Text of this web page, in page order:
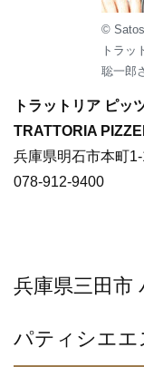
©
トラッ
聡一郎
トラットリア ピッ
TRATTORIA
兵庫県明石市本町
078-912-9400
兵庫県三田市
パティシエエ